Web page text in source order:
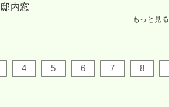
邸内窓
もっと見る
4 5 6 7 8